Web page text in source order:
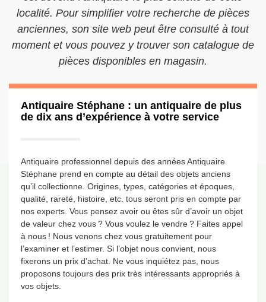
localité. Pour simplifier votre recherche de pièces
anciennes, son site web peut être consulté à tout
moment et vous pouvez y trouver son catalogue de
pièces disponibles en magasin.
Antiquaire Stéphane : un antiquaire de plus
de dix ans d’expérience à votre service
Antiquaire professionnel depuis des années Antiquaire
Stéphane prend en compte au détail des objets anciens
qu’il collectionne. Origines, types, catégories et époques,
qualité, rareté, histoire, etc. tous seront pris en compte par
nos experts. Vous pensez avoir ou êtes sûr d’avoir un objet
de valeur chez vous ? Vous voulez le vendre ? Faites appel
à nous ! Nous venons chez vous gratuitement pour
l’examiner et l’estimer. Si l’objet nous convient, nous
fixerons un prix d’achat. Ne vous inquiétez pas, nous
proposons toujours des prix très intéressants appropriés à
vos objets.